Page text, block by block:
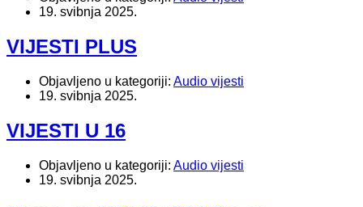
19. svibnja 2025.
VIJESTI PLUS
Objavljeno u kategoriji: Audio vijesti
19. svibnja 2025.
VIJESTI U 16
Objavljeno u kategoriji: Audio vijesti
19. svibnja 2025.